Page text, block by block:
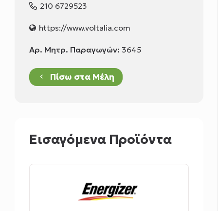
210 6729523
https://www.voltalia.com
Αρ. Μητρ. Παραγωγών: 3645
keyboard_arrow_left Πίσω στα Μέλη
Εισαγόμενα Προϊόντα